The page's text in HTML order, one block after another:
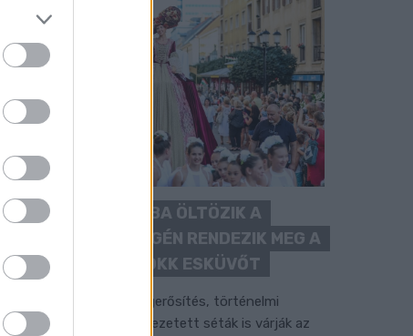
BAROKK POMPÁBA ÖLTÖZIK A
BELVÁROS: HÉTVÉGÉN RENDEZIK MEG A
XXXIII. GYŐRI BAROKK ESKÜVŐT
Jubileumi fogadalom megerősítés, történelmi
felvonulás, tűzshow és vezetett séták is várják az